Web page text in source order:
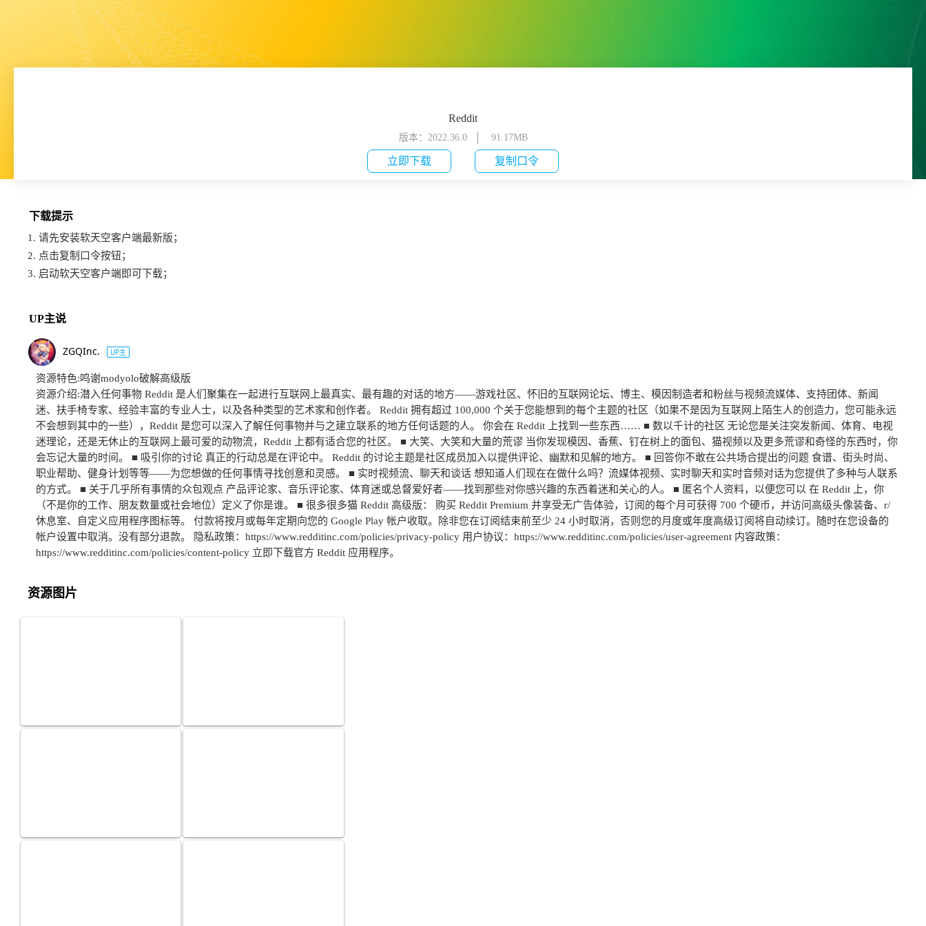
Reddit
版本：2022.36.0 91.17MB
立即下载 复制口令
下载提示
1. 请先安装软天空客户端最新版；
2. 点击复制口令按钮；
3. 启动软天空客户端即可下载；
UP主说
ZGQInc. UP主
资源特色:鸣谢modyolo破解高级版
资源介绍:潜入任何事物 Reddit 是人们聚集在一起进行互联网上最真实、最有趣的对话的地方——游戏社区、怀旧的互联网论坛、博主、模因制造者和粉丝与视频流媒体、支持团体、新闻
迷、扶手椅专家、经验丰富的专业人士，以及各种类型的艺术家和创作者。 Reddit 拥有超过 100,000 个关于您能想到的每个主题的社区（如果不是因为互联网上陌生人的创造力，您可能永远
不会想到其中的一些），Reddit 是您可以深入了解任何事物并与之建立联系的地方任何话题的人。 你会在 Reddit 上找到一些东西…… ■ 数以千计的社区 无论您是关注突发新闻、体育、电视
迷理论，还是无休止的互联网上最可爱的动物流，Reddit 上都有适合您的社区。 ■ 大笑、大笑和大量的荒谬 当你发现模因、香蕉、钉在树上的面包、猫视频以及更多荒谬和奇怪的东西时，你
会忘记大量的时间。 ■ 吸引你的讨论 真正的行动总是在评论中。 Reddit 的讨论主题是社区成员加入以提供评论、幽默和见解的地方。 ■ 回答你不敢在公共场合提出的问题 食谱、街头时尚、
职业帮助、健身计划等等——为您想做的任何事情寻找创意和灵感。 ■ 实时视频流、聊天和谈话 想知道人们现在在做什么吗？流媒体视频、实时聊天和实时音频对话为您提供了多种与人联系
的方式。 ■ 关于几乎所有事情的众包观点 产品评论家、音乐评论家、体育迷或总督爱好者——找到那些对你感兴趣的东西着迷和关心的人。 ■ 匿名个人资料，以便您可以 在 Reddit 上，你
（不是你的工作、朋友数量或社会地位）定义了你是谁。 ■ 很多很多猫 Reddit 高级版： 购买 Reddit Premium 并享受无广告体验，订阅的每个月可获得 700 个硬币，并访问高级头像装备、r/
休息室、自定义应用程序图标等。 付款将按月或每年定期向您的 Google Play 帐户收取。除非您在订阅结束前至少 24 小时取消，否则您的月度或年度高级订阅将自动续订。随时在您设备的
帐户设置中取消。没有部分退款。 隐私政策：https://www.redditinc.com/policies/privacy-policy 用户协议：https://www.redditinc.com/policies/user-agreement 内容政策：
https://www.redditinc.com/policies/content-policy 立即下载官方 Reddit 应用程序。
资源图片